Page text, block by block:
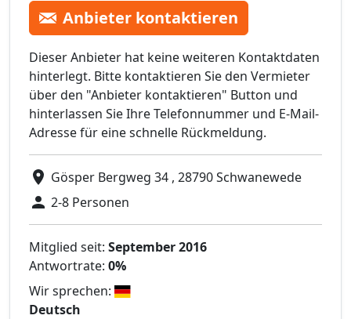
Anbieter kontaktieren
Dieser Anbieter hat keine weiteren Kontaktdaten
hinterlegt. Bitte kontaktieren Sie den Vermieter
über den "Anbieter kontaktieren" Button und
hinterlassen Sie Ihre Telefonnummer und E-Mail-
Adresse für eine schnelle Rückmeldung.
Gösper Bergweg 34 , 28790 Schwanewede
2-8 Personen
Mitglied seit: September 2016
Antwortrate: 0%
Wir sprechen:
Deutsch